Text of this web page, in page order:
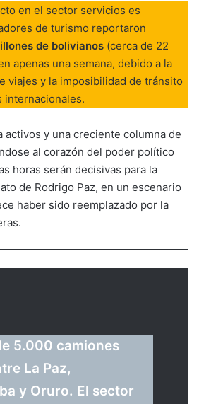
en el sector servicios es
de turismo reportaron
de bolivianos (cerca de 22
apenas una semana, debido a la
viajes y la imposibilidad de tránsito
internacionales.
activos y una creciente columna de
al corazón del poder político
horas serán decisivas para la
de Rodrigo Paz, en un escenario
haber sido reemplazado por la
5.000 camiones
La Paz,
y Oruro. El sector